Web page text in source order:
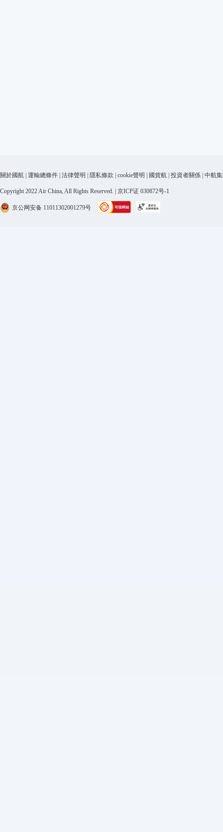
關於國航 | 運輸總條件 | 法律聲明 | 隱私條款 | cookie聲明 | 國貨航 | 投資者關係 | 中航
Copyright 2022 Air China, All Rights Reserved. | 京ICP证 030872号-1
京公网安备 11011302001279号